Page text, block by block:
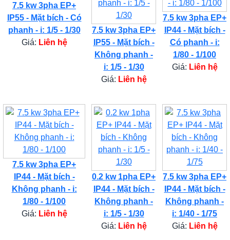
7.5 kw 3pha EP+
IP55 - Mặt bích - Có
phanh - i: 1/5 - 1/30
Giá: Liên hệ
7.5 kw 3pha EP+
IP55 - Mặt bích -
Không phanh -
i: 1/5 - 1/30
Giá: Liên hệ
7.5 kw 3pha EP+
IP44 - Mặt bích -
Có phanh - i:
1/80 - 1/100
Giá: Liên hệ
7.5 kw 3pha EP+
IP44 - Mặt bích -
Không phanh - i:
1/80 - 1/100
Giá: Liên hệ
0.2 kw 1pha EP+
IP44 - Mặt bích -
Không phanh -
i: 1/5 - 1/30
Giá: Liên hệ
7.5 kw 3pha EP+
IP44 - Mặt bích -
Không phanh -
i: 1/40 - 1/75
Giá: Liên hệ